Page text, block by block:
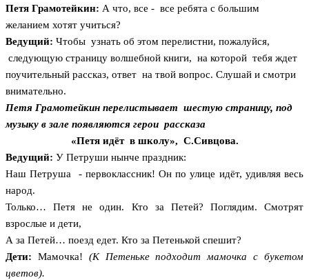
Петя Грамотейкин: А что, все - все ребята с большим
желанием хотят учиться?
Ведущий: Чтобы узнать об этом перелистни, пожалуйся,
следующую страницу волшебной книги, на которой тебя ждет
поучительный рассказ, ответ на твой вопрос. Слушай и смотри
внимательно.
Петя Грамотейкин перелистывает шестую страницу, под
музыку в зале появляются герои рассказа
«Петя идёт в школу», С.Сивцова.
Ведущий: У Петруши нынче праздник:
Наш Петруша - первоклассник! Он по улице идёт, удивляя весь
народ.
Только… Петя не один. Кто за Петей? Поглядим. Смотрят
взрослые и дети,
А за Петей… поезд едет. Кто за Петенькой спешит?
Дети: Мамочка! (К Петеньке подходит мамочка с букетом
цветов).